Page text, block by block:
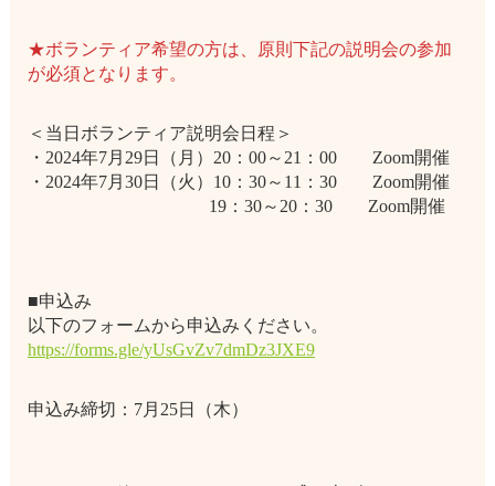
★ボランティア希望の方は、原則下記の説明会の参加
が必須となります。
＜当日ボランティア説明会日程＞
・2024年7月29日（月）20：00～21：00 Zoom開催
・2024年7月30日（火）10：30～11：30 Zoom開催
19：30～20：30 Zoom開催
■申込み
以下のフォームから申込みください。
https://forms.gle/yUsGvZv7dmDz3JXE9
申込み締切：7月25日（木）